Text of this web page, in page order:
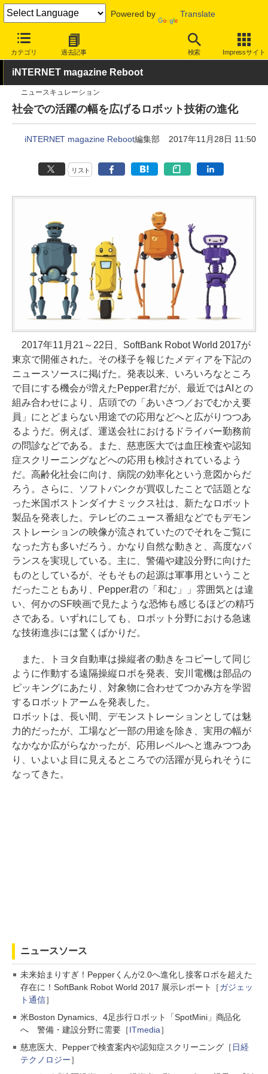
Powered by Translate
カテゴリ 過去記事 検索 Impressサイト
INTERNET Watch トピック その他
iNTERNET magazine Reboot
ニュースキュレーション
社会での活躍の幅を広げるロボット技術の進化
iNTERNET magazine Reboot編集部 2017年11月28日 11:50
リスト
2017年11月21～22日、SoftBank Robot World 2017が
東京で開催された。その様子を報じたメディアを下記の
ニュースソースに掲げた。発表以来、いろいろなところ
で目にする機会が増えたPepper君だが、最近ではAIとの
組み合わせにより、店頭での「あいさつ／おでむかえ要
員」にとどまらない用途での応用などへと広がりつつあ
るようだ。例えば、運送会社におけるドライバー勤務前
の問診などである。また、慈恵医大では血圧検査や認知
症スクリーニングなどへの応用も検討されているよう
だ。高齢化社会に向け、病院の効率化という意図からだ
ろう。さらに、ソフトバンクが買収したことで話題とな
った米国ボストンダイナミックス社は、新たなロボット
製品を発表した。テレビのニュース番組などでもデモン
ストレーションの映像が流されていたのでそれをご覧に
なった方も多いだろう。かなり自然な動きと、高度なバ
ランスを実現している。主に、警備や建設分野に向けた
ものとしているが、そもそもの起源は軍事用ということ
だったこともあり、Pepper君の「和む」」雰囲気とは違
い、何かのSF映画で見たような恐怖も感じるほどの精巧
さである。いずれにしても、ロボット分野における急速
な技術進歩には驚くばかりだ。
また、トヨタ自動車は操縦者の動きをコピーして同じ
ように作動する遠隔操縦ロボを発表、安川電機は部品の
ピッキングにあたり、対象物に合わせてつかみ方を学習
するロボットアームを発表した。
ロボットは、長い間、デモンストレーションとしては魅
力的だったが、工場など一部の用途を除き、実用の幅が
なかなか広がらなかったが、応用レベルへと進みつつあ
り、いよいよ目に見えるところでの活躍が見られそうに
なってきた。
ニュースソース
未来始まりすぎ！Pepperくんが2.0へ進化し接客ロボを超えた
存在に！SoftBank Robot World 2017 展示レポート［ガジェッ
ト通信］
米Boston Dynamics、4足歩行ロボット「SpotMini」商品化
へ 警備・建設分野に需要［ITmedia］
慈恵医大、Pepperで検査案内や認知症スクリーニング［ 日経
テクノロジー］